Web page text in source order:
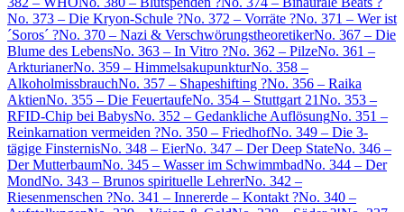
No. 373 – Die Kryon-Schule ?No. 372 – Vorräte ?No. 371 – Wer ist
´Soros´ ?No. 370 – Nazi & VerschwörungstheoretikerNo. 367 – Die
Blume des LebensNo. 363 – In Vitro ?No. 362 – PilzeNo. 361 –
ArkturianerNo. 359 – HimmelsakupunkturNo. 358 –
AlkoholmissbrauchNo. 357 – Shapeshifting ?No. 356 – Raika
AktienNo. 355 – Die FeuertaufeNo. 354 – Stuttgart 21No. 353 –
RFID-Chip bei BabysNo. 352 – Gedankliche AuflösungNo. 351 –
Reinkarnation vermeiden ?No. 350 – FriedhofNo. 349 – Die 3-
tägige FinsternisNo. 348 – EierNo. 347 – Der Deep StateNo. 346 –
Der MutterbaumNo. 345 – Wasser im SchwimmbadNo. 344 – Der
MondNo. 343 – Brunos spirituelle LehrerNo. 342 –
Riesenmenschen ?No. 341 – Innererde – Kontakt ?No. 340 –